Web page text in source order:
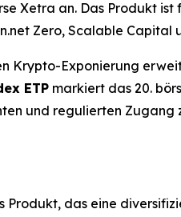
Xetra an. Das Produkt
Zero, Scalable Capital
Krypto-Exponierung
ETP markiert das 20.
und regulierten
Produkt, das eine